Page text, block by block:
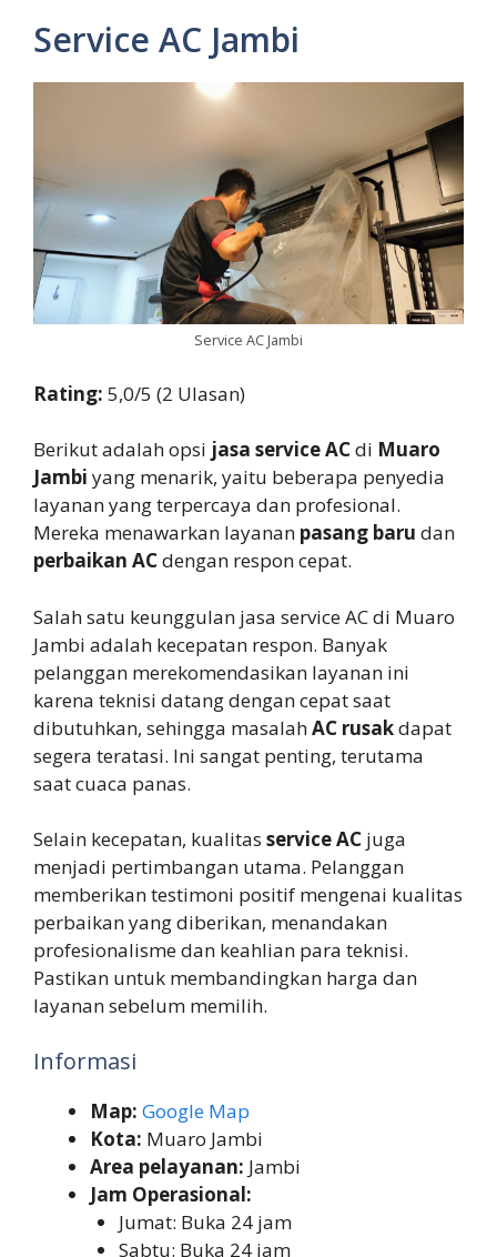
Service AC Jambi
Service AC Jambi
Rating: 5,0/5 (2 Ulasan)
Berikut adalah opsi jasa service ACdi Muaro
Jambi yang menarik, yaitu beberapa penyedia
layanan yang terpercaya dan profesional.
Mereka menawarkan layanan pasang baru dan
perbaikan ACdengan respon cepat.
Salah satu keunggulan jasa service AC di Muaro
Jambi adalah kecepatan respon. Banyak
pelanggan merekomendasikan layanan ini
karena teknisi datang dengan cepat saat
dibutuhkan, sehingga masalahAC rusakdapat
segera teratasi. Ini sangat penting, terutama
saat cuaca panas.
Selain kecepatan, kualitas service AC juga
menjadi pertimbangan utama. Pelanggan
memberikan testimoni positif mengenai kualitas
perbaikan yang diberikan, menandakan
profesionalisme dan keahlian para teknisi.
Pastikan untuk membandingkan harga dan
layanan sebelum memilih.
Informasi
Map: Google Map
Kota: Muaro Jambi
Area pelayanan: Jambi
Jam Operasional:
Jumat: Buka 24 jam
Sabtu: Buka 24 jam